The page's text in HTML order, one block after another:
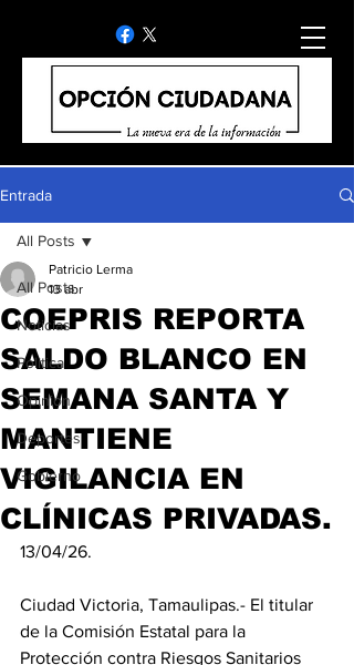
Entrada
All Posts
Noticias
Politica
Opinion
Deportes
Gobierno
All Posts
COEPRIS REPORTA
SALDO BLANCO EN
SEMANA SANTA Y
MANTIENE
VIGILANCIA EN
CLÍNICAS PRIVADAS.
Patricio Lerma
13 abr
13/04/26.
Ciudad Victoria, Tamaulipas.- El titular
de la Comisión Estatal para la
Protección contra Riesgos Sanitarios